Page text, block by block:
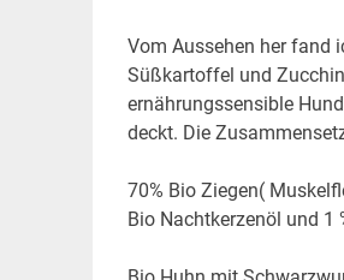
Vom Aussehen her fand
Süßkartoffel und
ernährungssensible
deckt. Die
70% Bio Ziegen(
Bio Nachtkerzenöl und 1